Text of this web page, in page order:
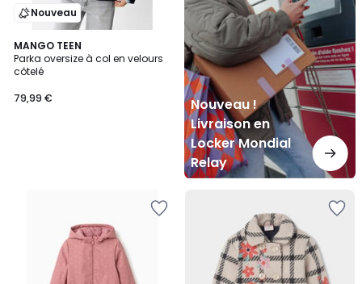
Nouveau
MANGO TEEN
Parka oversize à col en velours
côtelé
79,99 €
Nouveau !
Livraison en
Locker Mondial
Relay